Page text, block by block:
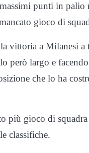
punti in palio
gioco di
vittoria a Milanesi a
però largo e
che lo ha
più gioco di
classifiche.